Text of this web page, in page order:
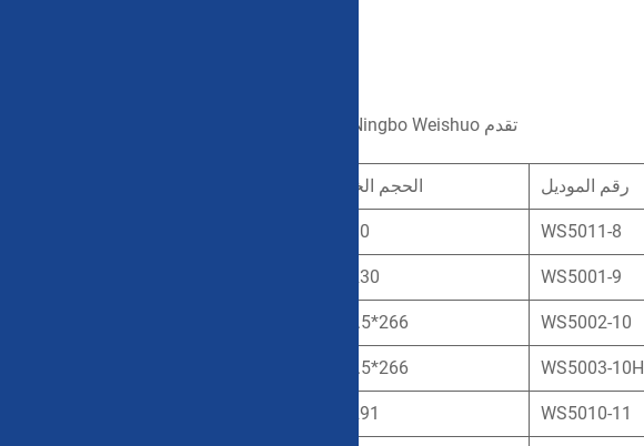
تقدم Ningbo Weishuo حاويات نقل المعدات البلاستيكية بالأحجام التالية:
رقم الموديل الحجم الخارجي (مم)
WS5011-8
210*171*90
WS5001-9
230*191*104
WS5002-10
266*240.5*129.5
WS5003-10H
266*240.5*174.5
WS5010-11
291*216*108